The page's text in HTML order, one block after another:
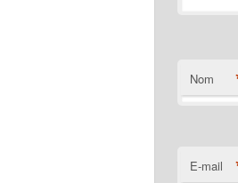
Nom
E-mail